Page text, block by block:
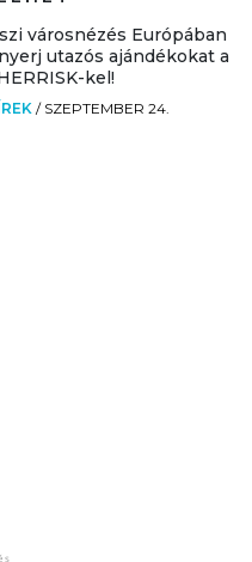
városnézés Európában
utazós ajándékokat a
kel!
/ SZEPTEMBER 24.